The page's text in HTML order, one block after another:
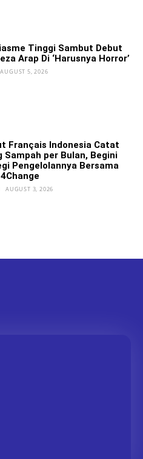
Tinggi Sambut Debut
Arap Di ‘Harusnya Horror’
AUGUST 5, 2026
Français Indonesia Catat
Sampah per Bulan, Begini
Pengelolannya Bersama
AUGUST 3, 2026